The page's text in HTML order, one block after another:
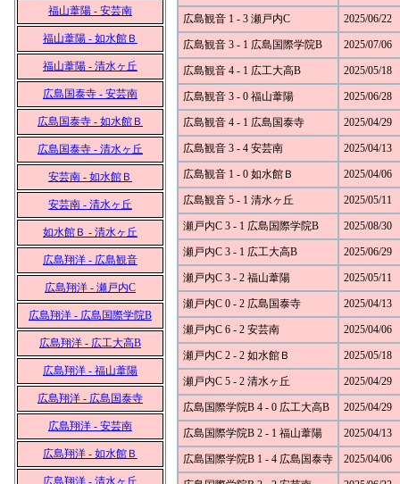
福山葦陽 - 安芸南
福山葦陽 - 如水館Ｂ
福山葦陽 - 清水ヶ丘
広島国泰寺 - 安芸南
広島国泰寺 - 如水館Ｂ
広島国泰寺 - 清水ヶ丘
安芸南 - 如水館Ｂ
安芸南 - 清水ヶ丘
如水館Ｂ - 清水ヶ丘
広島翔洋 - 広島観音
広島翔洋 - 瀬戸内C
広島翔洋 - 広島国際学院B
広島翔洋 - 広工大高B
広島翔洋 - 福山葦陽
広島翔洋 - 広島国泰寺
広島翔洋 - 安芸南
広島翔洋 - 如水館Ｂ
広島翔洋 - 清水ヶ丘
広島観音 1 - 3 瀬戸内C 2025/06/22
広島観音 3 - 1 広島国際学院B 2025/07/06
広島観音 4 - 1 広工大高B 2025/05/18
広島観音 3 - 0 福山葦陽 2025/06/28
広島観音 4 - 1 広島国泰寺 2025/04/29
広島観音 3 - 4 安芸南 2025/04/13
広島観音 1 - 0 如水館Ｂ 2025/04/06
広島観音 5 - 1 清水ヶ丘 2025/05/11
瀬戸内C 3 - 1 広島国際学院B 2025/08/30
瀬戸内C 3 - 1 広工大高B 2025/06/29
瀬戸内C 3 - 2 福山葦陽 2025/05/11
瀬戸内C 0 - 2 広島国泰寺 2025/04/13
瀬戸内C 6 - 2 安芸南 2025/04/06
瀬戸内C 2 - 2 如水館Ｂ 2025/05/18
瀬戸内C 5 - 2 清水ヶ丘 2025/04/29
広島国際学院B 4 - 0 広工大高B 2025/04/29
広島国際学院B 2 - 1 福山葦陽 2025/04/13
広島国際学院B 1 - 4 広島国泰寺 2025/04/06